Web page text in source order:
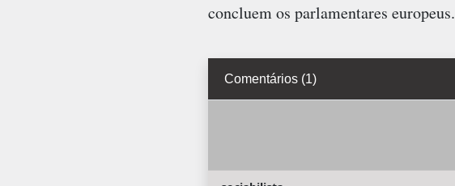
concluem os parlamentares europeus.
Comentários (1)